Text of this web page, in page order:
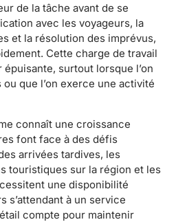
de la tâche avant de se
avec les voyageurs, la
et la résolution des imprévus,
Cette charge de travail
surtout lorsque l’on
que l’on exerce une activité
connaît une croissance
font face à des défis
arrivées tardives, les
touristiques sur la région et les
une disponibilité
s’attendant à un service
compte pour maintenir